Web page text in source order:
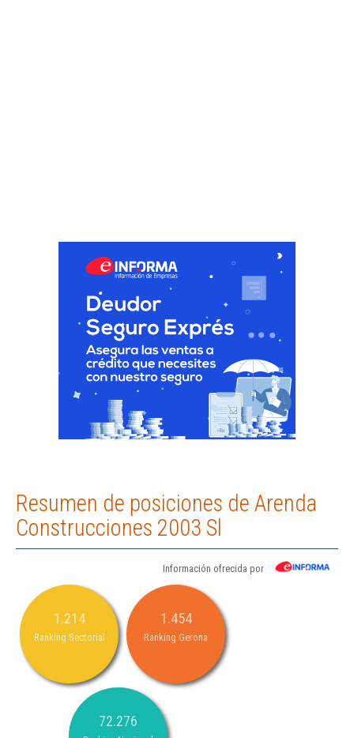
Resumen de posiciones de Arenda
Construcciones 2003 Sl
Información ofrecida por
1.214
Ranking Sectorial
1.454
Ranking Gerona
72.276